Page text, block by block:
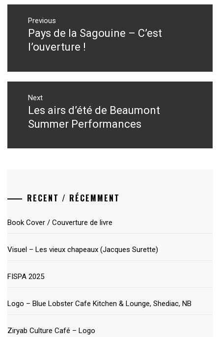
Post
navigation
Previous
Previous
post:
Pays de la Sagouine – C’est
l’ouverture !
Next
Next
post:
Les airs d’été de Beaumont
Summer Performances
RECENT / RÉCEMMENT
Book Cover / Couverture de livre
Visuel – Les vieux chapeaux (Jacques Surette)
FISPA 2025
Logo – Blue Lobster Cafe Kitchen & Lounge, Shediac, NB
Ziryab Culture Café – Logo